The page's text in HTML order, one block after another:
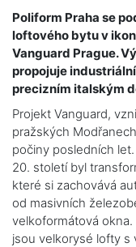
Poliform Praha se
loftového bytu v
Vanguard Prague.
propojuje
precizním italským
Projekt Vanguard,
pražských
počiny posledních
20. století byl
které si zachovává
od masivních
velkoformátová
jsou velkorysé lofty s